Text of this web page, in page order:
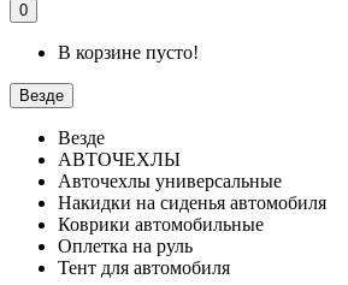
0
В корзине пусто!
Везде
Везде
АВТОЧЕХЛЫ
Авточехлы универсальные
Накидки на сиденья автомобиля
Коврики автомобильные
Оплетка на руль
Тент для автомобиля